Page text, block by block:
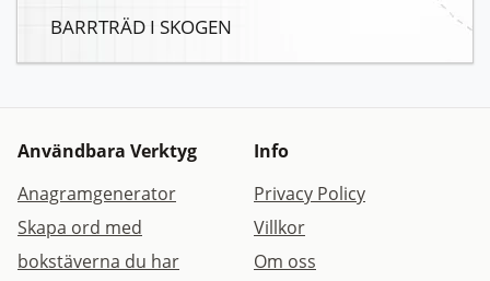
BARRTRÄD I SKOGEN
Användbara Verktyg
Anagramgenerator
Skapa ord med
bokstäverna du har
Info
Privacy Policy
Villkor
Om oss